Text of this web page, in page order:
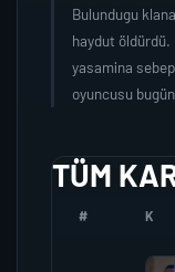
Bulundugu
haydut
yasamina
oyuncusu
TÜM
# K